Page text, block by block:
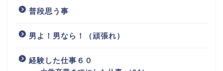
普段思う事
男よ！男なら！（頑張れ）
経験した仕事６０